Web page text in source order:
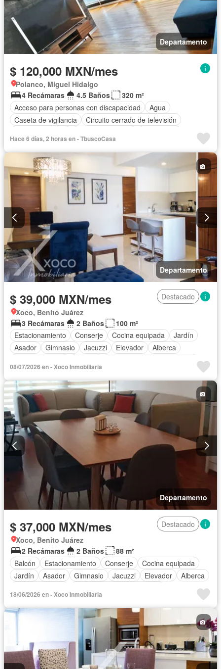
Departamento
$ 120,000 MXN/mes
Polanco, Miguel Hidalgo
4 Recámaras
4.5 Baños
320 m²
Acceso para personas con discapacidad
Agua
Caseta de vigilancia
Circuito cerrado de televisión
Elevador
Estacionamiento
Recámara con closet
Permite mascotas
Completamente amueblado
Hace 6 días, 2 horas en - TbuscoCasa
Departamento
$ 39,000 MXN/mes
Destacado
Xoco, Benito Juárez
3 Recámaras
2 Baños
100 m²
Estacionamiento
Conserje Cocina equipada
Jardín
Asador
Gimnasio Jacuzzi Elevador
Alberca
08/07/2026 en - Xoco Inmobiliaria
Departamento
$ 37,000 MXN/mes
Destacado
Xoco, Benito Juárez
2 Recámaras
2 Baños
88 m²
Balcón
Estacionamiento Conserje
Cocina equipada
Jardín
Asador Gimnasio Jacuzzi Elevador
Alberca
18/06/2026 en - Xoco Inmobiliaria